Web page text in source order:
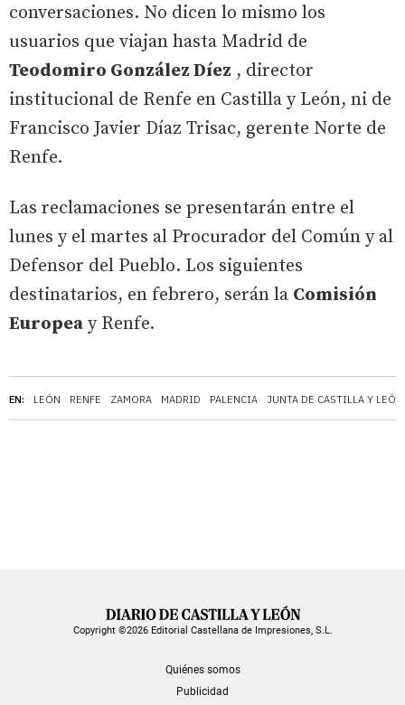
EN: LEÓN RENFE ZAMORA MADRID PALENCIA JUNTA DE CASTILLA Y LEÓN
conversaciones. No dicen lo mismo los
usuarios que viajan hasta Madrid de
Teodomiro González Díez , director
institucional de Renfe en Castilla y León, ni de
Francisco Javier Díaz Trisac, gerente Norte de
Renfe.
Las reclamaciones se presentarán entre el
lunes y el martes al Procurador del Común y al
Defensor del Pueblo. Los siguientes
destinatarios, en febrero, serán la Comisión
Europea y Renfe.
Copyright ©2026 Editorial Castellana de Impresiones, S.L.
Quiénes somos
Publicidad